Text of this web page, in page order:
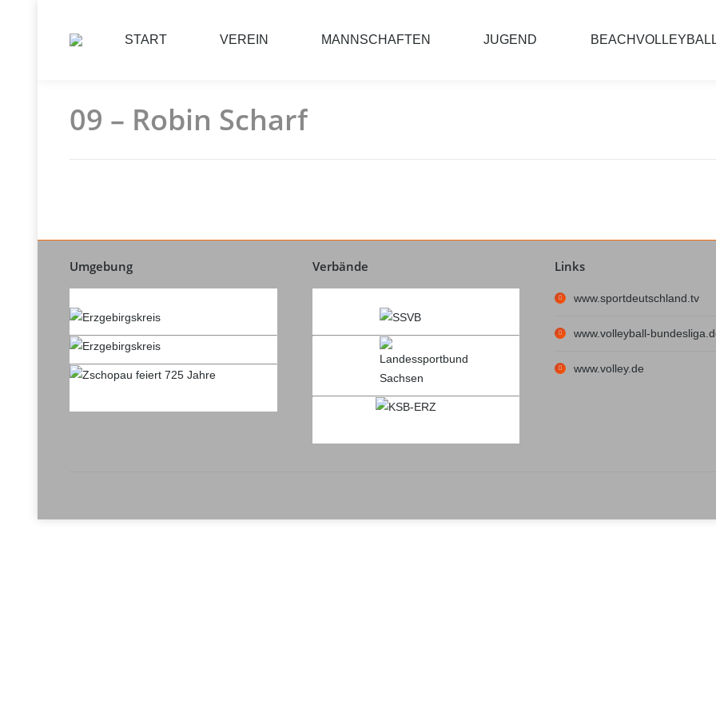
START VEREIN MANNSCHAFTEN JUGEND
09 – Robin Scharf
Umgebung Verbände Links
www.sportdeutschland.tv
www.volleyball-
www.volley.de